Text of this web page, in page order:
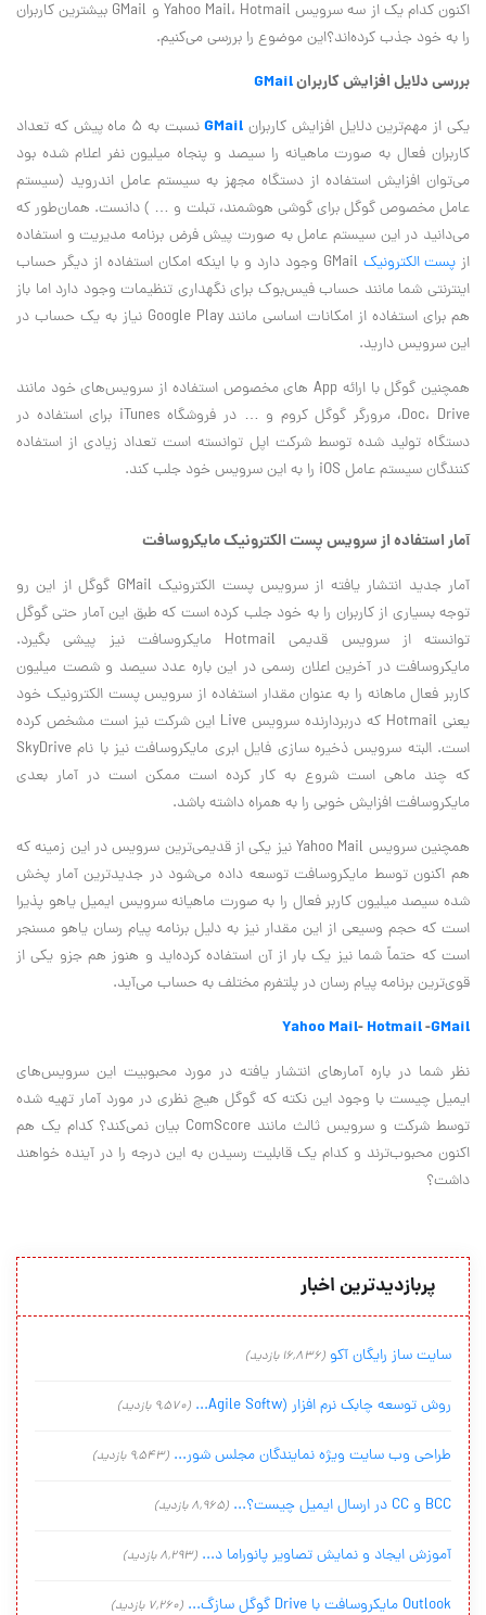
اکنون کدام یک از سه سرویس Yahoo Mail، Hotmail و GMail بیشترین کاربران
را به خود جذب کرده‌اند؟این موضوع را بررسی می‌کنیم.
بررسی دلایل افزایش کاربرانGMail
یکی از مهم‌ترین دلایل افزایش کاربران GMail
نسبت به ۵ ماه پیش که تعداد
کاربران فعال به صورت ماهیانه را سیصد و پنجاه میلیون نفر اعلام شده بود
می‌توان افزایش استفاده از دستگاه مجهز به سیستم عامل اندروید (سیستم
عامل مخصوص گوگل برای گوشی هوشمند، تبلت و … ) دانست. همان‌طور که
می‌دانید در این سیستم عامل به صورت پیش فرض برنامه مدیریت و استفاده
از پست الکترونیک
GMail وجود دارد و با اینکه امکان استفاده از دیگر حساب
اینترنتی شما مانند حساب فیس‌بوک برای نگهداری تنظیمات وجود دارد اما باز
هم برای استفاده از امکانات اساسی مانند Google Play نیاز به یک حساب در
این سرویس دارید.
همچنین گوگل با ارائه App های مخصوص استفاده از سرویس‌های خود مانند
Doc، Drive، مرورگر گوگل کروم و … در فروشگاه iTunes برای استفاده در
دستگاه تولید شده توسط شرکت اپل توانسته است تعداد زیادی از استفاده
کنندگان سیستم عامل iOS را به این سرویس خود جلب کند.
آمار استفاده از سرویس پست الکترونیک مایکروسافت
آمار جدید انتشار یافته از سرویس پست الکترونیک GMail گوگل از این رو
توجه بسیاری از کاربران را به خود جلب کرده است که طبق این آمار حتی گوگل
توانسته از سرویس قدیمی Hotmail مایکروسافت نیز پیشی بگیرد.
مایکروسافت در آخرین اعلان رسمی در این باره عدد سیصد و شصت میلیون
کاربر فعال ماهانه را به عنوان مقدار استفاده از سرویس پست الکترونیک خود
یعنی Hotmail که دربردارنده سرویس Live این شرکت نیز است مشخص کرده
است. البته سرویس ذخیره سازی فایل ابری مایکروسافت نیز با نام SkyDrive
که چند ماهی است شروع به کار کرده است ممکن است در آمار بعدی
مایکروسافت افزایش خوبی را به همراه داشته باشد.
همچنین سرویس Yahoo Mail نیز یکی از قدیمی‌ترین سرویس در این زمینه که
هم اکنون توسط مایکروسافت توسعه داده می‌شود در جدیدترین آمار پخش
شده سیصد میلیون کاربر فعال را به صورت ماهیانه سرویس ایمیل یاهو پذیرا
است که حجم وسیعی از این مقدار نیز به دلیل برنامه پیام رسان یاهو مسنجر
است که حتماً شما نیز یک بار از آن استفاده کرده‌اید و هنوز هم جزو یکی از
قوی‌ترین برنامه پیام رسان در پلتفرم مختلف به حساب می‌آید.
GMail
-
Hotmail
-
Yahoo Mail
نظر شما در باره آمارهای انتشار یافته در مورد محبوبیت این سرویس‌های
ایمیل چیست با وجود این نکته که گوگل هیچ نظری در مورد آمار تهیه شده
توسط شرکت و سرویس ثالث مانند ComScore بیان نمی‌کند؟ کدام یک هم
اکنون محبوب‌ترند و کدام یک قابلیت رسیدن به این درجه را در آینده خواهند
داشت؟
پربازدیدترین اخبار
سایت ساز رایگان آکو (16,836 بازدید)
روش توسعه چابک نرم افزار (Agile Softw... (9,570 بازدید)
طراحی وب سایت ویژه نمایندگان مجلس شور... (9,543 بازدید)
BCC و CC در ارسال ایمیل چیست؟... (8,965 بازدید)
آموزش ایجاد و نمایش تصاویر پانوراما د... (8,293 بازدید)
Outlook مایکروسافت با Drive گوگل سازگ... (7,260 بازدید)